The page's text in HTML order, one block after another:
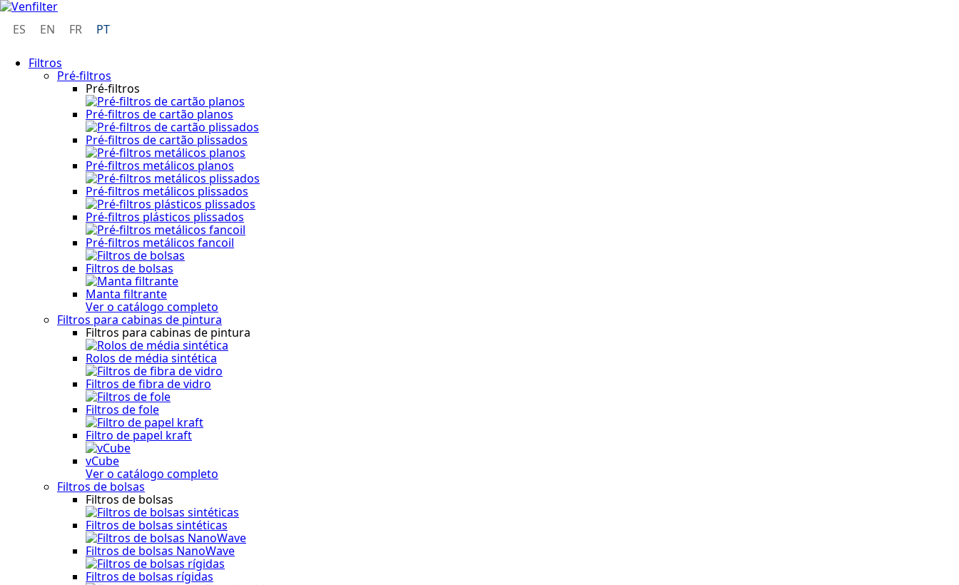
ES EN FR PT
Filtros
Pré-filtros
Pré-filtros
Pré-filtros de cartão planos
Pré-filtros de cartão plissados
Pré-filtros metálicos planos
Pré-filtros metálicos plissados
Pré-filtros plásticos plissados
Pré-filtros metálicos fancoil
Filtros de bolsas
Manta filtrante
Ver o catálogo completo
Filtros para cabinas de pintura
Filtros para cabinas de pintura
Rolos de média sintética
Filtros de fibra de vidro
Filtros de fole
Filtro de papel kraft
vCube
Ver o catálogo completo
Filtros de bolsas
Filtros de bolsas
Filtros de bolsas sintéticas
Filtros de bolsas NanoWave
Filtros de bolsas rígidas